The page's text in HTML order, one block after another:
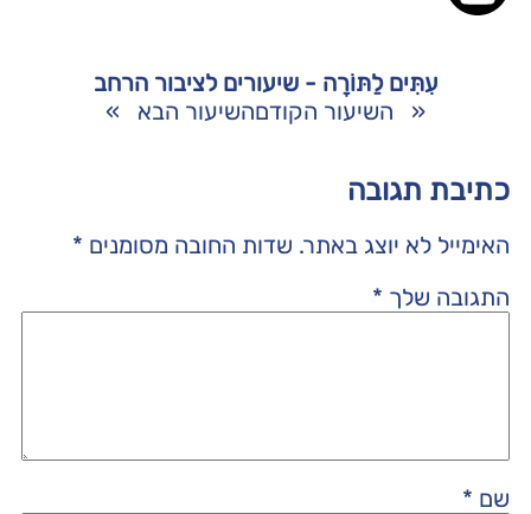
עִתִּים לַתּוֹרָה - שיעורים לציבור הרחב
« השיעור הקודםהשיעור הבא »
כתיבת תגובה
האימייל לא יוצג באתר. שדות החובה מסומנים *
התגובה שלך *
שם *